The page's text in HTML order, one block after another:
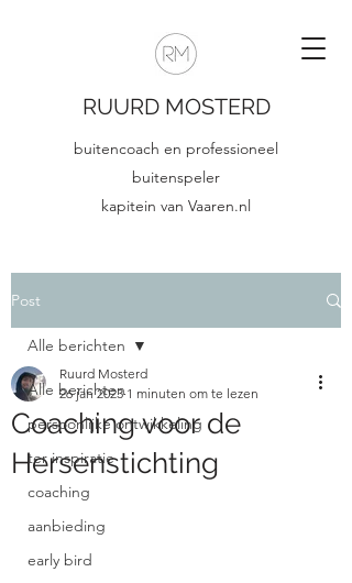
RUURD MOSTERD
buitencoach en professioneel
buitenspeler
kapitein van Vaaren.nl
Post
Alle berichten
persoonlijke ontwikkeling
ter inspiratie
coaching
aanbieding
early bird
Alle berichten
Coaching voor de
Hersenstichting
Ruurd Mosterd
26 jan 2023 1 minuten om te lezen